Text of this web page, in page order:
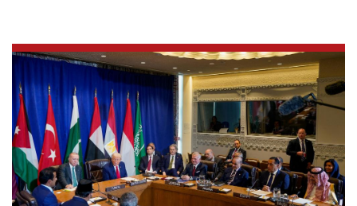
محليات
أسرار
متفرقات
نداء القرّاء